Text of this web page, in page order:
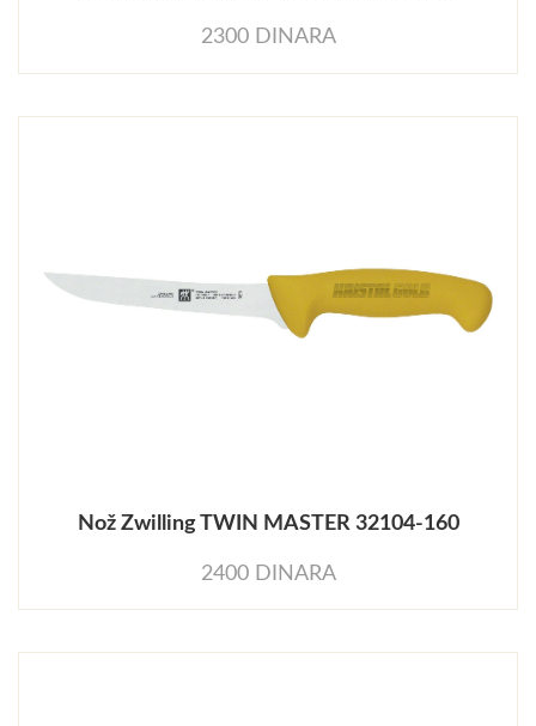
2300 DINARA
Nož Zwilling TWIN MASTER 32104-160
2400 DINARA